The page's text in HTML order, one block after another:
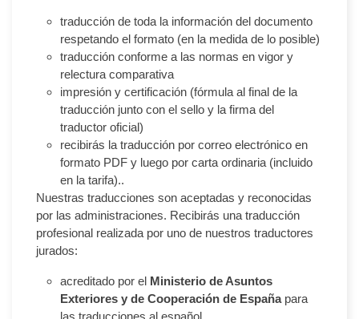
traducción de toda la información del documento
respetando el formato (en la medida de lo posible)
traducción conforme a las normas en vigor y
relectura comparativa
impresión y certificación (fórmula al final de la
traducción junto con el sello y la firma del
traductor oficial)
recibirás la traducción por correo electrónico en
formato PDF y luego por carta ordinaria (incluido
en la tarifa)..
Nuestras traducciones son aceptadas y reconocidas
por las administraciones. Recibirás una traducción
profesional realizada por uno de nuestros traductores
jurados:
acreditado por el Ministerio de Asuntos
Exteriores y de Cooperación de Españapara
las traducciones al español.